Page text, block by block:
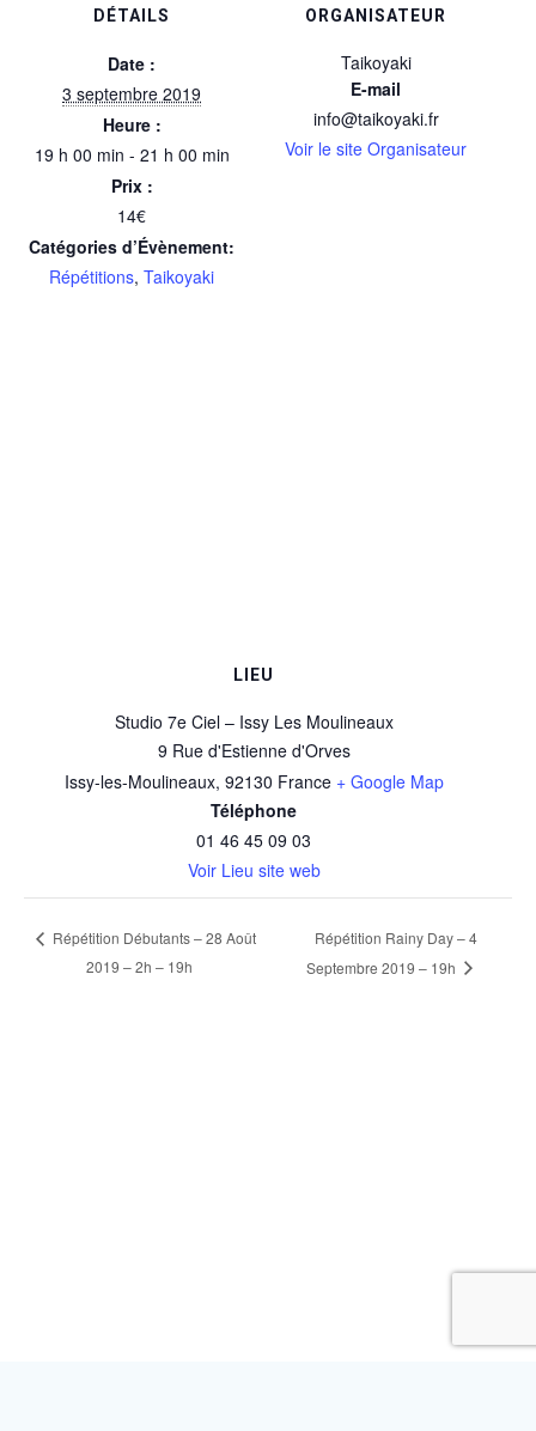
DÉTAILS
Date :
3 septembre 2019
Heure :
19 h 00 min - 21 h 00 min
Prix :
14€
Catégories d’Évènement:
Répétitions, Taikoyaki
ORGANISATEUR
Taikoyaki
E-mail
info@taikoyaki.fr
Voir le site Organisateur
LIEU
Studio 7e Ciel – Issy Les Moulineaux
9 Rue d'Estienne d'Orves
Issy-les-Moulineaux, 92130 France + Google Map
Téléphone
01 46 45 09 03
Voir Lieu site web
Répétition Débutants – 28 Août
2019 – 2h – 19h
Répétition Rainy Day – 4
Septembre 2019 – 19h